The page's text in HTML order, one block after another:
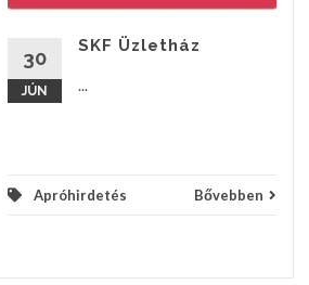
30
JÚN
SKF Üzletház
...
Apróhirdetés Bővebben